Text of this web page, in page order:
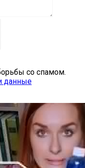
со спамом.
данные